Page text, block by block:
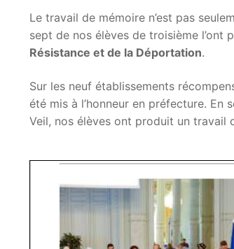
Le travail de mémoire n’est pas
sept de nos élèves de troisième l’ont
Résistance et de la Déportation.
Sur les neuf établissements
été mis à l’honneur en préfecture. En
Veil, nos élèves ont produit un travail